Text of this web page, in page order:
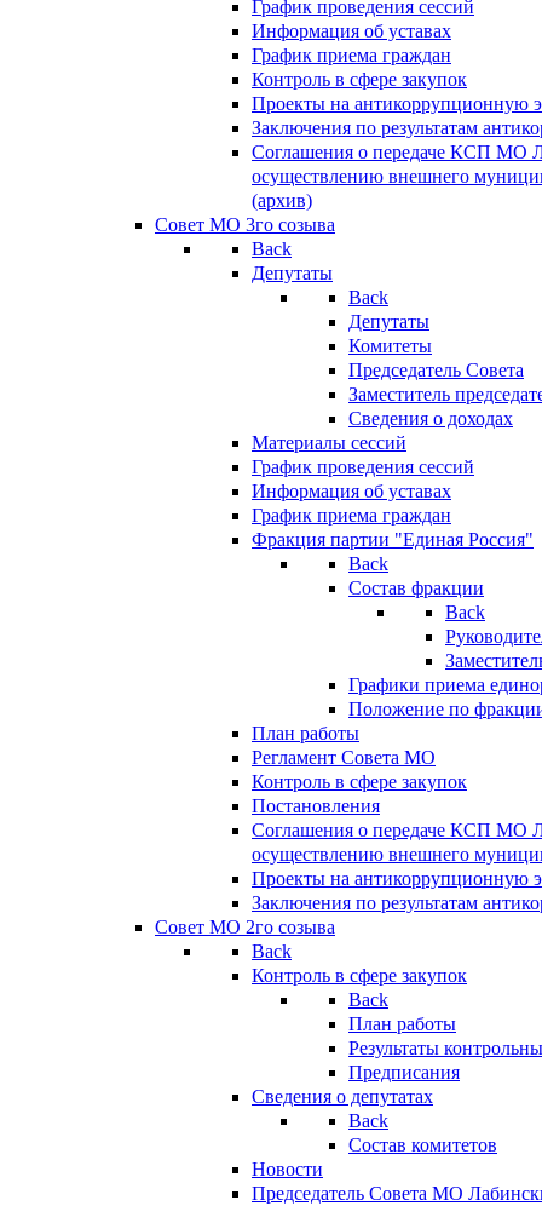
График проведения сессий
Информация об уставах
График приема граждан
Контроль в сфере закупок
Проекты на антикоррупционную
Заключения по результатам
Соглашения о передаче КСП МО
осуществлению внешнего
(архив)
Совет МО 3го созыва
Back
Депутаты
Back
Депутаты
Комитеты
Председатель Совета
Заместитель
Сведения о доходах
Материалы сессий
График проведения сессий
Информация об уставах
График приема граждан
Фракция партии "Единая Россия"
Back
Состав фракции
Back
Графики приема
Положение по
План работы
Регламент Совета МО
Контроль в сфере закупок
Постановления
Соглашения о передаче КСП МО
осуществлению внешнего
Проекты на антикоррупционную
Заключения по результатам
Совет МО 2го созыва
Back
Контроль в сфере закупок
Back
План работы
Результаты
Предписания
Сведения о депутатах
Back
Состав комитетов
Новости
Председатель Совета МО